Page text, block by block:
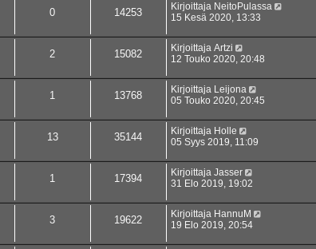
0 14253 Kirjoittaja NeitoPulassa
15 Kesä 2020, 13:33
2 15082 Kirjoittaja Artzi
12 Touko 2020, 20:48
1 13768 Kirjoittaja Leijona
05 Touko 2020, 20:45
13 35144 Kirjoittaja Holle
05 Syys 2019, 11:09
1 17394 Kirjoittaja Jasser
31 Elo 2019, 19:02
3 19622 Kirjoittaja HannuM
19 Elo 2019, 20:54